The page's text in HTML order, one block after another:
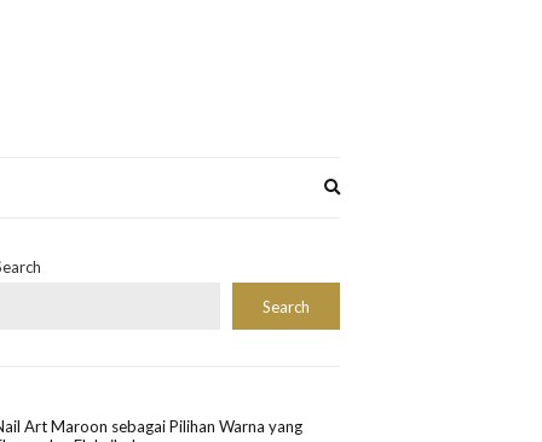
Search
Art Maroon sebagai Pilihan Warna yang